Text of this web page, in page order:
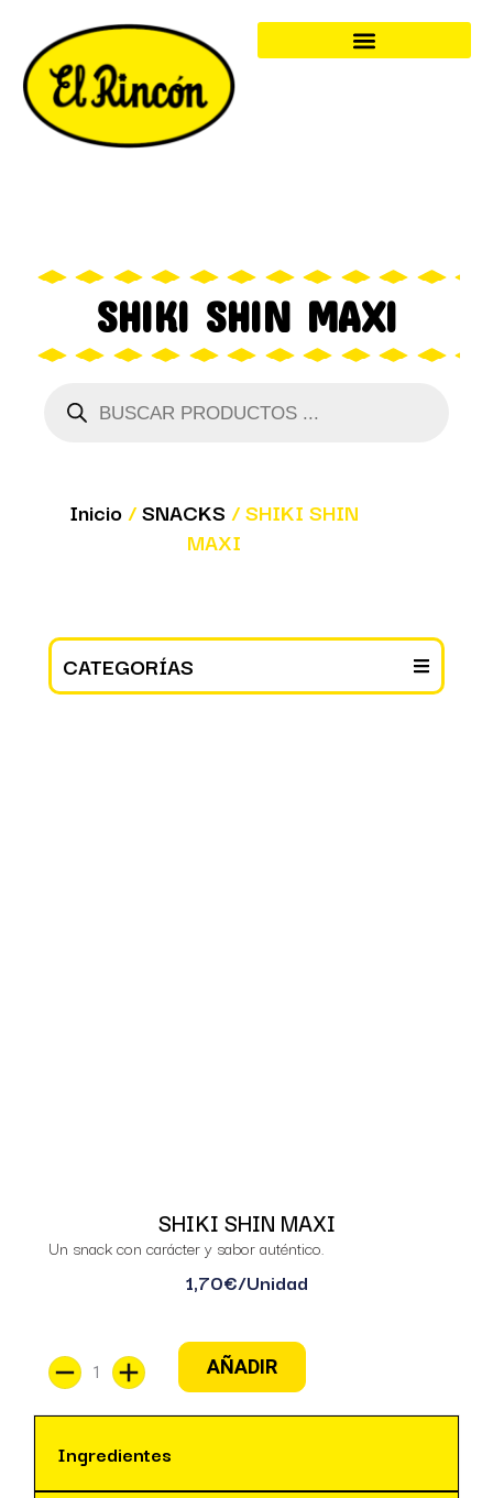
SHIKI SHIN MAXI
Inicio/SNACKS / SHIKI SHIN
MAXI
CATEGORÍAS
SHIKI SHIN MAXI
Un snack con carácter y sabor auténtico.
1,70€/Unidad
AÑADIR
Ingredientes